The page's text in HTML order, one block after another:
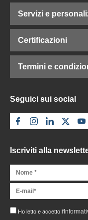
Servizi e
Certificazioni
Termini e
Seguici sui social
Iscriviti alla
Ho letto e accetto l'